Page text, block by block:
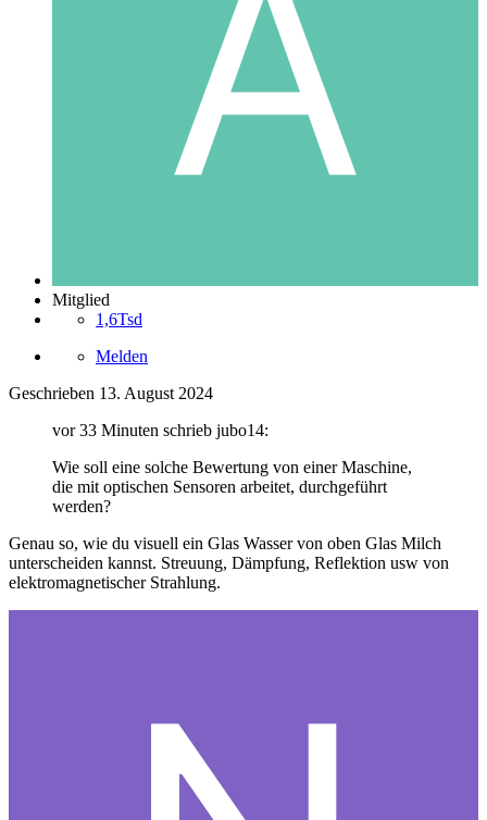
Mitglied
1,6Tsd
Melden
Geschrieben 13. August 2024
vor 33 Minuten schrieb jubo14:
Wie soll eine solche Bewertung von einer Maschine,
die mit optischen Sensoren arbeitet, durchgeführt
werden?
Genau so, wie du visuell ein Glas Wasser von oben Glas Milch
unterscheiden kannst. Streuung, Dämpfung, Reflektion usw von
elektromagnetischer Strahlung.